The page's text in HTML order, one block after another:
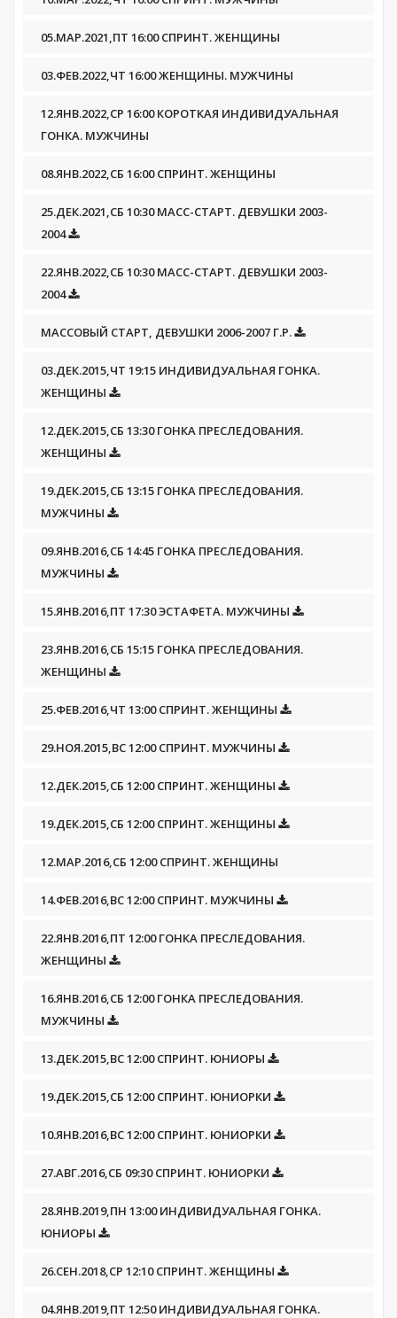
05.МАР.2021,ПТ 16:00 СПРИНТ. ЖЕНЩИНЫ
03.ФЕВ.2022,ЧТ 16:00 ЖЕНЩИНЫ. МУЖЧИНЫ
12.ЯНВ.2022,СР 16:00 КОРОТКАЯ ИНДИВИДУАЛЬНАЯ
ГОНКА. МУЖЧИНЫ
08.ЯНВ.2022,СБ 16:00 СПРИНТ. ЖЕНЩИНЫ
25.ДЕК.2021,СБ 10:30 МАСС-СТАРТ. ДЕВУШКИ 2003-
2004
22.ЯНВ.2022,СБ 10:30 МАСС-СТАРТ. ДЕВУШКИ 2003-
2004
МАССОВЫЙ СТАРТ, ДЕВУШКИ 2006-2007 Г.Р.
03.ДЕК.2015,ЧТ 19:15 ИНДИВИДУАЛЬНАЯ ГОНКА.
ЖЕНЩИНЫ
12.ДЕК.2015,СБ 13:30 ГОНКА ПРЕСЛЕДОВАНИЯ.
ЖЕНЩИНЫ
19.ДЕК.2015,СБ 13:15 ГОНКА ПРЕСЛЕДОВАНИЯ.
МУЖЧИНЫ
09.ЯНВ.2016,СБ 14:45 ГОНКА ПРЕСЛЕДОВАНИЯ.
МУЖЧИНЫ
15.ЯНВ.2016,ПТ 17:30 ЭСТАФЕТА. МУЖЧИНЫ
23.ЯНВ.2016,СБ 15:15 ГОНКА ПРЕСЛЕДОВАНИЯ.
ЖЕНЩИНЫ
25.ФЕВ.2016,ЧТ 13:00 СПРИНТ. ЖЕНЩИНЫ
29.НОЯ.2015,ВС 12:00 СПРИНТ. МУЖЧИНЫ
12.ДЕК.2015,СБ 12:00 СПРИНТ. ЖЕНЩИНЫ
19.ДЕК.2015,СБ 12:00 СПРИНТ. ЖЕНЩИНЫ
12.МАР.2016,СБ 12:00 СПРИНТ. ЖЕНЩИНЫ
14.ФЕВ.2016,ВС 12:00 СПРИНТ. МУЖЧИНЫ
22.ЯНВ.2016,ПТ 12:00 ГОНКА ПРЕСЛЕДОВАНИЯ.
ЖЕНЩИНЫ
16.ЯНВ.2016,СБ 12:00 ГОНКА ПРЕСЛЕДОВАНИЯ.
МУЖЧИНЫ
13.ДЕК.2015,ВС 12:00 СПРИНТ. ЮНИОРЫ
19.ДЕК.2015,СБ 12:00 СПРИНТ. ЮНИОРКИ
10.ЯНВ.2016,ВС 12:00 СПРИНТ. ЮНИОРКИ
27.АВГ.2016,СБ 09:30 СПРИНТ. ЮНИОРКИ
28.ЯНВ.2019,ПН 13:00 ИНДИВИДУАЛЬНАЯ ГОНКА.
ЮНИОРЫ
26.СЕН.2018,СР 12:10 СПРИНТ. ЖЕНЩИНЫ
04.ЯНВ.2019,ПТ 12:50 ИНДИВИДУАЛЬНАЯ ГОНКА.